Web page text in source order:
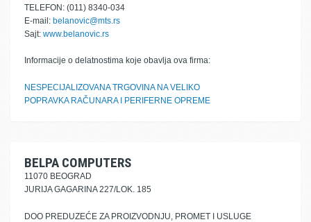
TELEFON: (011) 8340-034
E-mail: belanovic@mts.rs
Sajt: www.belanovic.rs
Informacije o delatnostima koje obavlja ova firma:
NESPECIJALIZOVANA TRGOVINA NA VELIKO
POPRAVKA RAČUNARA I PERIFERNE OPREME
BELPA COMPUTERS
11070 BEOGRAD
JURIJA GAGARINA 227/LOK. 185
DOO PREDUZEĆE ZA PROIZVODNJU, PROMET I USLUGE